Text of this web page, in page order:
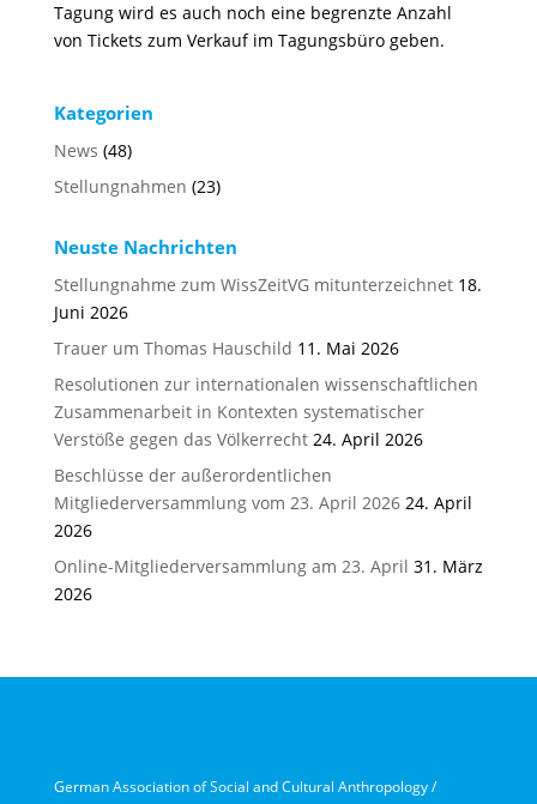
Tagung wird es auch noch eine begrenzte Anzahl
von Tickets zum Verkauf im Tagungsbüro geben.
Kategorien
News (48)
Stellungnahmen (23)
Neuste Nachrichten
Stellungnahme zum WissZeitVG mitunterzeichnet 18.
Juni 2026
Trauer um Thomas Hauschild 11. Mai 2026
Resolutionen zur internationalen wissenschaftlichen
Zusammenarbeit in Kontexten systematischer
Verstöße gegen das Völkerrecht 24. April 2026
Beschlüsse der außerordentlichen
Mitgliederversammlung vom 23. April 2026 24. April
2026
Online-Mitgliederversammlung am 23. April 31. März
2026
German Association of Social and Cultural Anthropology /